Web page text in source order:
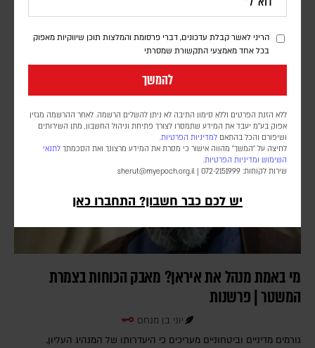
הריני לאשר קבלת עדכונים, דברי פרסומת והמלצות תוכן שיווקיות מאפוק
בכל אחד מאמצעי התקשורת שמסרתי
להמשך
ללא הזנת הפרטים וללא סימון התיבה לא ניתן להשלים הרשמה. לאחר ההרשמה מגזין
אפוק בע״מ יעבד את המידע שתמסרו לצורך פתיחת וניהול החשבון, מתן השירותים
ושיפורם והכל בהתאם למדיניות הפרטיות.
לחיצה על "המשך" מהווה אישור כי מסרת את המידע מרצונך ואת הסכמתך לתנאי
השימוש ומדיניות הפרטיות.
שירות לקוחות: 072-2151999 |
sherut@myepoch.org.il
יש לכם כבר חשבון? התחברו כאן
רק ניסיון להפעיל לחץ על ריאד: הם משרתים את האסטרטגיה האיראנית,
עשויים לאלץ את ארה"ב לפצל כוחות ועלולים לטלטל עוד יותר את שוק
מי באמת מנהל את איראן? מאבק הכוחות בצמרת
המשטר | פרשנות
יוני בן מנחם
גורמים מדיניים וביטחוניים מעריכים כי היעדרותו של המנהיג העליון,